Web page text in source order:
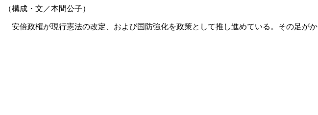
（構成・文／本間公子）
安倍政権が現行憲法の改定、および国防強化を政策として推し進めている。その足が